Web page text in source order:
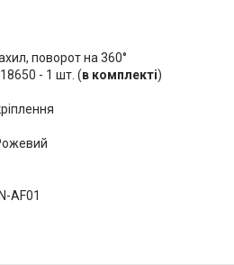
поворот на 360°
- 1 шт. (в комплекті)
AF01